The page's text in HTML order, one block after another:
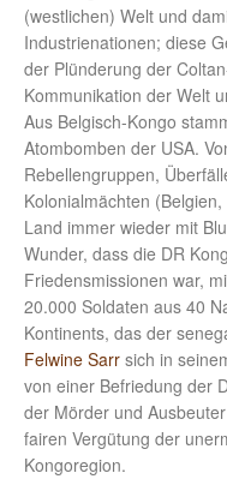
(westlichen) Welt und
Industrienationen; diese
der Plünderung der
Kommunikation der Welt
Aus Belgisch-Kongo
Atombomben der USA.
Rebellengruppen,
Kolonialmächten
Land immer wieder mit
Wunder, dass die DR
Friedensmissionen war,
20.000 Soldaten aus 40
Kontinents, das der
Felwine Sarr sich in
von einer Befriedung der
der Mörder und
fairen Vergütung der
Kongoregion.